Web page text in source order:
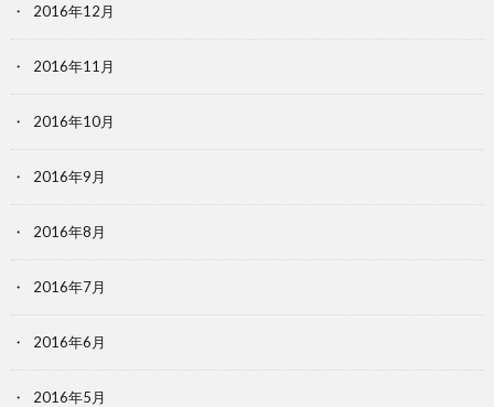
2016年12月
2016年11月
2016年10月
2016年9月
2016年8月
2016年7月
2016年6月
2016年5月